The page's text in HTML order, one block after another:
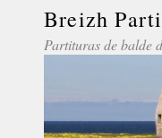
Breizh
Partituras de balde